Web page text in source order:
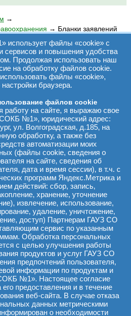
→
→ Бланки заявлений
о вступлении в профсоюз
исключении из профсоюза
профгруппорга на выдачу денег
материальной помощи
о премировании
с приобретением путевки на
курортное лечение
персональных данных
файлы «cookie» с
сервисов и повышения удобства
Продолжая использовать наш
на обработку файлов cookie.
файлы «cookie»,
браузера.
файлов cookie
на сайте, я выражаю свое
№1», юридический адрес:
ул. Волгоградская, д.185, на
обработку, а также без
автоматизации моих
(файлы cookie, сведения о
на сайте, сведения об
дата и время сессии), в т.ч. с
программ Яндекс.Метрика и
действий: сбор, запись,
хранение, уточнение
извлечение, использование,
удаление, уничтожение,
доступ) Партнерам ГАУЗ СО
сервис по указанным
Обработка персональных
с целью улучшения работы
продуктов и услуг ГАУЗ СО
предпочтений пользователя,
информации по продуктам и
№1». Настоящее согласие
предоставления и в течение
веб-сайта. В случае отказа
данных метрическими
о необходимости